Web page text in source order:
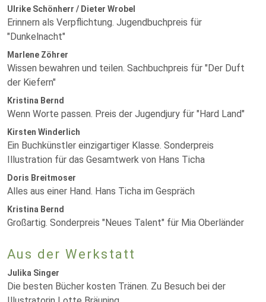
Ulrike Schönherr / Dieter Wrobel
Erinnern als Verpflichtung. Jugendbuchpreis für
"Dunkelnacht"
Marlene Zöhrer
Wissen bewahren und teilen. Sachbuchpreis für "Der Duft
der Kiefern"
Kristina Bernd
Wenn Worte passen. Preis der Jugendjury für "Hard Land"
Kirsten Winderlich
Ein Buchkünstler einzigartiger Klasse. Sonderpreis
Illustration für das Gesamtwerk von Hans Ticha
Doris Breitmoser
Alles aus einer Hand. Hans Ticha im Gespräch
Kristina Bernd
Großartig. Sonderpreis "Neues Talent" für Mia Oberländer
Aus der Werkstatt
Julika Singer
Die besten Bücher kosten Tränen. Zu Besuch bei der